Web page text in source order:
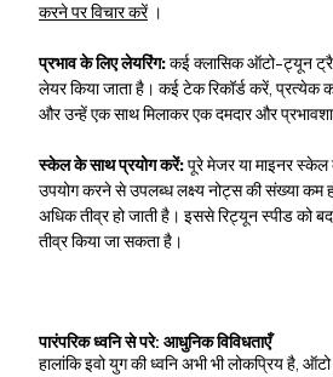
करने पर विचार करें।
प्रभाव के लिए लेयरिंग:कई क्लासिक ऑटो-ट्यून
लेयर किया जाता है। कई टेक रिकॉर्ड करें,
और उन्हें एक साथ मिलाकर एक दमदार और
स्केल के साथ प्रयोग करें:पूरे मेजर या माइनर
उपयोग करने से उपलब्ध लक्ष्य नोट्स की संख्या कम
अधिक तीव्र हो जाती है। इससे रिट्यून स्पीड को
तीव्र किया जा सकता है।
पारंपरिक ध्वनि से परे: आधुनिक विविधताएँ
हालांकि इवो युग की ध्वनि अभी भी लोकप्रिय है,